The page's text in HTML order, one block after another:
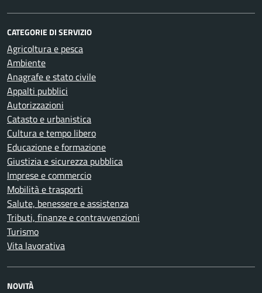
CATEGORIE DI SERVIZIO
Agricoltura e pesca
Ambiente
Anagrafe e stato civile
Appalti pubblici
Autorizzazioni
Catasto e urbanistica
Cultura e tempo libero
Educazione e formazione
Giustizia e sicurezza pubblica
Imprese e commercio
Mobilità e trasporti
Salute, benessere e assistenza
Tributi, finanze e contravvenzioni
Turismo
Vita lavorativa
NOVITÀ